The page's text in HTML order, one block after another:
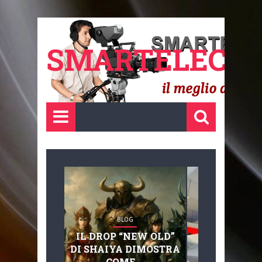
BLOG
IL DROP “NEW OLD”
DI SHAIYA DIMOSTRA